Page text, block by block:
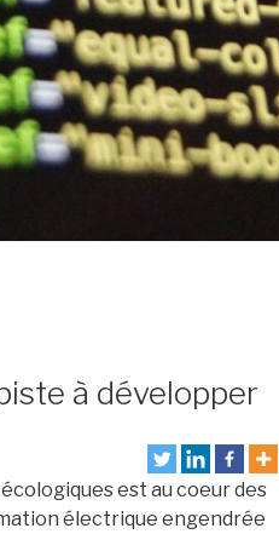
à développer
est au coeur des
électrique engendrée